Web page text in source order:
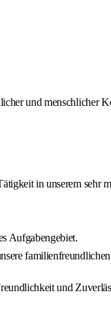
und menschlicher
in unserem sehr
Aufgabengebiet.
und